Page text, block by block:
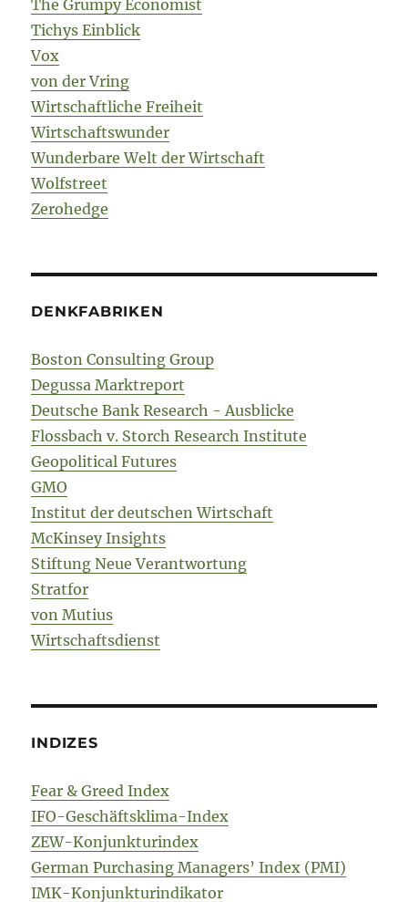
The Grumpy Economist
Tichys Einblick
Vox
von der Vring
Wirtschaftliche Freiheit
Wirtschaftswunder
Wunderbare Welt der Wirtschaft
Wolfstreet
Zerohedge
DENKFABRIKEN
Boston Consulting Group
Degussa Marktreport
Deutsche Bank Research - Ausblicke
Flossbach v. Storch Research Institute
Geopolitical Futures
GMO
Institut der deutschen Wirtschaft
McKinsey Insights
Stiftung Neue Verantwortung
Stratfor
von Mutius
Wirtschaftsdienst
INDIZES
Fear & Greed Index
IFO-Geschäftsklima-Index
ZEW-Konjunkturindex
German Purchasing Managers’ Index (PMI)
IMK-Konjunkturindikator